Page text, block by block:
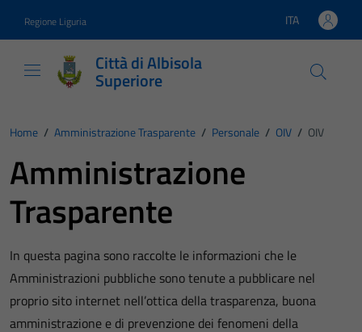
Regione Liguria Lingua attiva:
ITA
Città di Albisola
Superiore
Home / Amministrazione Trasparente / Personale / OIV / OIV
Amministrazione
Trasparente
In questa pagina sono raccolte le informazioni che le
Amministrazioni pubbliche sono tenute a pubblicare nel
proprio sito internet nell’ottica della trasparenza, buona
amministrazione e di prevenzione dei fenomeni della